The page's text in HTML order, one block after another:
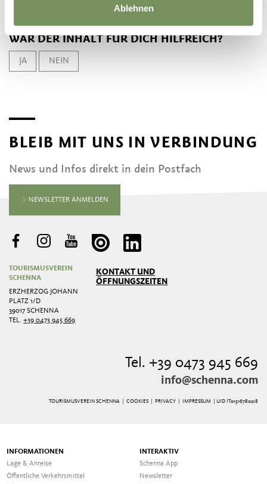
Ablehnen
WAR DER INHALT FÜR DICH HILFREICH?
JA NEIN
BLEIB MIT UNS IN VERBINDUNG
News und Infos direkt in dein Postfach
NEWSLETTER ANMELDEN
TOURISMUSVEREIN
SCHENNA
ERZHERZOG JOHANN
PLATZ 1/D
39017 SCHENNA
TEL.+39 0473 945 669
KONTAKT UND
ÖFFNUNGSZEITEN
Tel. +39 0473 945 669
info@schenna.com
TOURISMUSVEREIN SCHENNA | COOKIES| PRIVACY| IMPRESSUM | UID IT01516780218
INFORMATIONEN
Lage & Anreise
Öffentliche Verkehrsmittel
INTERAKTIV
Schenna App
Newsletter